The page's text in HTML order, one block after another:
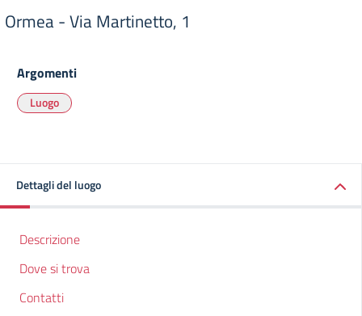
Ormea - Via Martinetto, 1
Argomenti
Luogo
Dettagli del luogo
Descrizione
Dove si trova
Contatti